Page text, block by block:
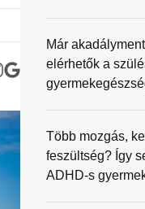
Már
elérhetők a
Több mozgás,
feszültség? Így
ADHD-s